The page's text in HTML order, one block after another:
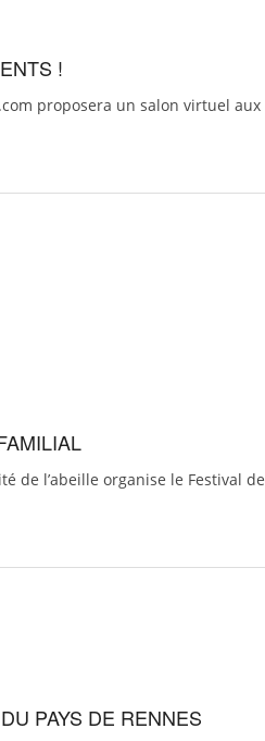
!
proposera un salon virtuel
de l’abeille organise le Festival
PAYS DE RENNES